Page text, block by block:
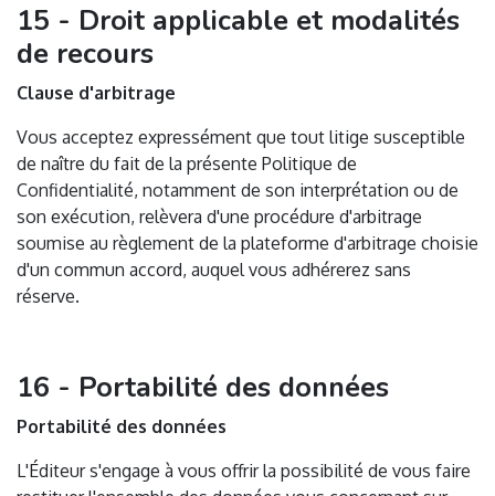
15 - Droit applicable et modalités
de recours
Clause d'arbitrage
Vous acceptez expressément que tout litige susceptible
de naître du fait de la présente Politique de
Confidentialité, notamment de son interprétation ou de
son exécution, relèvera d'une procédure d'arbitrage
soumise au règlement de la plateforme d'arbitrage choisie
d'un commun accord, auquel vous adhérerez sans
réserve.
16 - Portabilité des données
Portabilité des données
L'Éditeur s'engage à vous offrir la possibilité de vous faire